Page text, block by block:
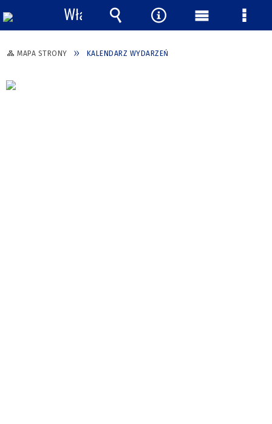
MAPA STRONY KALENDARZ WYDARZEŃ
Włącz
powiadomienia
Wyszukiwarka
Narzędzia
Menu Menu